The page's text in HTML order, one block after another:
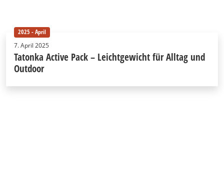
2025 - April
7. April 2025
Tatonka Active Pack – Leichtgewicht für Alltag und
Outdoor